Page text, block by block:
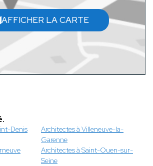
AFFICHER LA CARTE
Denis
Architectes à Villeneuve-la-
Garenne
Architectes à Saint-Ouen-sur-
Seine